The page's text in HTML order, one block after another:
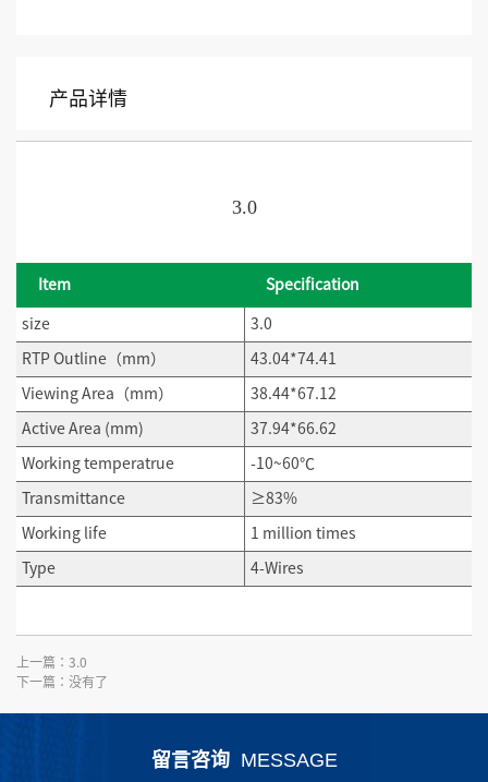
产品详情
3.0
Item Specification
size 3.0
RTP Outline（mm） 43.04*74.41
Viewing Area（mm） 38.44*67.12
Active Area (mm) 37.94*66.62
Working temperatrue -10~60℃
Transmittance ≥83%
Working life 1 million times
Type 4-Wires
上一篇： 3.0
下一篇：没有了
留言咨询 MESSAGE